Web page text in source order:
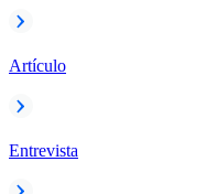
Artículo
Entrevista